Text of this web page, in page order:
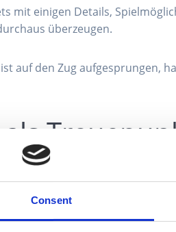
Consent
mit einigen Details,
überzeugen.
auf den Zug aufgesprungen,
als
Erfahrungen mit
ob „sich das lohnt“ oder nicht.
handelt.